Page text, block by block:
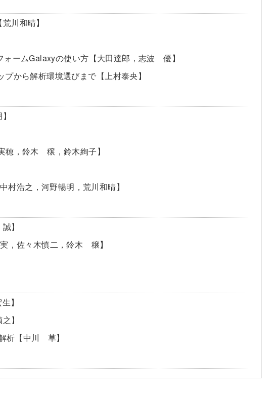
川和晴】
ームGalaxyの使い方【大田達郎，志波 優】
から解析環境選びまで【上村泰央】
，鈴木 穣，鈴木絢子】
浩之，河野暢明，荒川和晴】
】
，佐々木慎二，鈴木 穣】
】
】
析【中川 草】